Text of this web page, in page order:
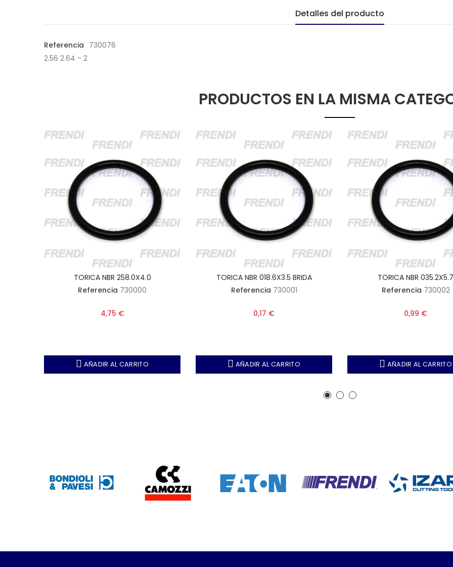
Detalles del producto
Referencia 730076
2.56 2.64 - 2
PRODUCTOS EN LA MISMA
TORICA NBR 258.0X4.0
Referencia 730000
4,75 €
AÑADIR AL CARRITO
TORICA NBR 018.6X3.5 BRIDA
Referencia 730001
0,17 €
AÑADIR AL CARRITO
TORICA NBR 035.2X5.7
Referencia 730002
0,99 €
AÑADIR AL CARRITO